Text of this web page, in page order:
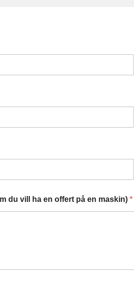
du vill ha en offert på en maskin)*